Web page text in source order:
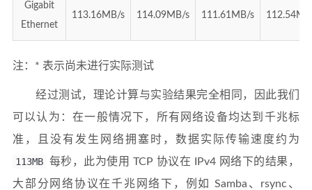
Gigabit
Ethernet
113.16MB/s 114.09MB/s 111.61MB/s
注：* 表示尚未进行实际测试
经过测试，理论计算与实验结果完全相同，因此我们
可以认为：在一般情况下，所有网络设备均达到千兆标
准，且没有发生网络拥塞时，数据实际传输速度约为
113MB 每秒，此为使用 TCP 协议在 IPv4 网络下的结果，
大部分网络协议在千兆网络下，例如 Samba、rsync、